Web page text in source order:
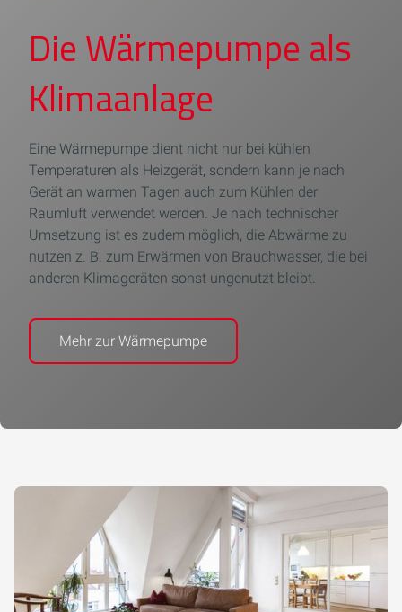
Die Wärmepumpe als
Klimaanlage
Eine Wärmepumpe dient nicht nur bei kühlen
Temperaturen als Heizgerät, sondern kann je nach
Gerät an warmen Tagen auch zum Kühlen der
Raumluft verwendet werden. Je nach technischer
Umsetzung ist es zudem möglich, die Abwärme zu
nutzen z. B. zum Erwärmen von Brauchwasser, die bei
anderen Klimageräten sonst ungenutzt bleibt.
Mehr zur Wärmepumpe